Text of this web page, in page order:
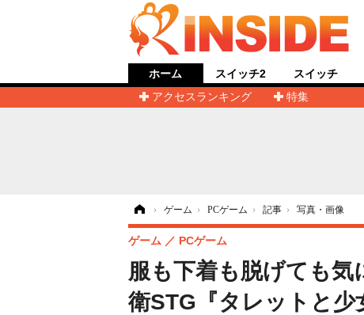
ホーム
アクセスランキング
特集
スイッチ2 スイッチ
› ゲーム › PCゲーム › 記事 › 写真・画像
服も下着も脱げても
衛STG『タレットと少
ゲーム PCゲーム